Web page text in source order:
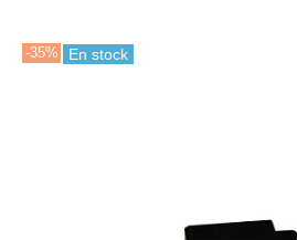
-35% En stock